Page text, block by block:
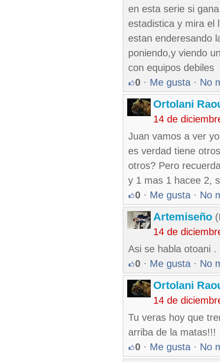
en esta serie si
estadistica y mira el
estan enderesando
poniendo,y viendo
con equipos debiles
0 · Me gusta · No
Ortolani
14 de
Juan vamos a ver
es verdad tiene
otros? Pero
y 1 mas 1 hacee 2,
0 · Me gusta · No
Artemiseño
14 de
Asi se habla otoani .
0 · Me gusta · No
Ortolani
14 de
Tu veras hoy que
arriba de la matas!!!
0 · Me gusta · No